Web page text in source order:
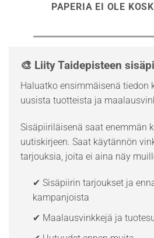
PAPERIA EI OLE
🎨 Liity Taidepisteen
Haluatko ensimmäisenä tiedon
uusista tuotteista ja
Sisäpiiriläisenä saat enemmän
uutiskirjeen. Saat käytännön
tarjouksia, joita ei aina näy
✔ Sisäpiirin tarjoukset ja
kampanjoista
✔ Maalausvinkkejä ja